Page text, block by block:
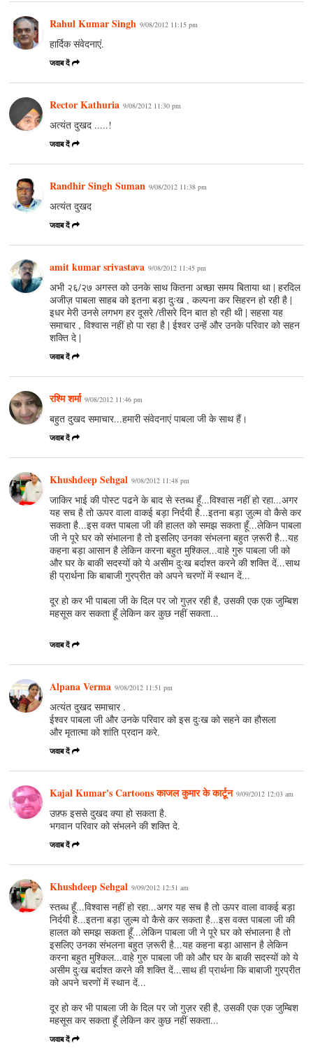
Rahul Kumar Singh 9/08/2012 11:15 pm
हार्दिक संवेदनाएं.
जवाब दें
Rector Kathuria 9/08/2012 11:30 pm
अत्यंत दुखद .....!
जवाब दें
Randhir Singh Suman 9/08/2012 11:38 pm
अत्यंत दुखद
जवाब दें
amit kumar srivastava 9/08/2012 11:45 pm
अभी २६/२७ अगस्त को उनके साथ कितना अच्छा समय बिताया था | हरदिल
अजीज़ पाबला साहब को इतना बड़ा दुःख , कल्पना कर सिहरन हो रही है |
इधर मेरी उनसे लगभग हर दूसरे /तीसरे दिन बात हो रही थी | सहसा यह
समाचार , विश्वास नहीं हो पा रहा है | ईश्वर उन्हें और उनके परिवार को सहन
शक्ति दे |
जवाब दें
रश्मि शर्मा 9/08/2012 11:46 pm
बहुत दुखद समाचार...हमारी संवेदनाएं पाबला जी के साथ हैं।
जवाब दें
Khushdeep Sehgal 9/08/2012 11:48 pm
जाकिर भाई की पोस्ट पढने के बाद से स्तब्ध हूँ...विश्वास नहीं हो रहा...अगर
यह सच है तो ऊपर वाला वाकई बड़ा निर्दयी है...इतना बड़ा ज़ुल्म वो कैसे कर
सकता है...इस वक्त पाबला जी की हालत को समझ सकता हूँ...लेकिन पाबला
जी ने पूरे घर को संभालना है तो इसलिए उनका संभलना बहुत ज़रूरी है...यह
कहना बड़ा आसान है लेकिन करना बहुत मुश्किल...वाहे गुरु पाबला जी को
और घर के बाकी सदस्यों को ये असीम दुःख बर्दाश्त करने की शक्ति दें...साथ
ही प्रार्थना कि बाबाजी गुरप्रीत को अपने चरणों में स्थान दें...
दूर हो कर भी पाबला जी के दिल पर जो गुज़र रही है, उसकी एक एक जुम्बिश
महसूस कर सकता हूँ लेकिन कर कुछ नहीं सकता...
जवाब दें
Alpana Verma 9/08/2012 11:51 pm
अत्यंत दुखद समाचार .
ईश्वर पाबला जी और उनके परिवार को इस दुःख को सहने का हौसला
और मृतात्मा को शांति प्रदान करे.
जवाब दें
Kajal Kumar's Cartoons काजल कुमार के कार्टून 9/09/2012 12:03 am
उफ़्फ इससे दुखद क्‍या हो सकता है.
भगवान परि‍वार को संभलने की शक्‍ति‍ दे.
जवाब दें
Khushdeep Sehgal 9/09/2012 12:51 am
स्तब्ध हूँ...विश्वास नहीं हो रहा...अगर यह सच है तो ऊपर वाला वाकई बड़ा
निर्दयी है...इतना बड़ा ज़ुल्म वो कैसे कर सकता है...इस वक्त पाबला जी की
हालत को समझ सकता हूँ...लेकिन पाबला जी ने पूरे घर को संभालना है तो
इसलिए उनका संभलना बहुत ज़रूरी है...यह कहना बड़ा आसान है लेकिन
करना बहुत मुश्किल...वाहे गुरु पाबला जी को और घर के बाकी सदस्यों को ये
असीम दुःख बर्दाश्त करने की शक्ति दें...साथ ही प्रार्थना कि बाबाजी गुरप्रीत
को अपने चरणों में स्थान दें...
दूर हो कर भी पाबला जी के दिल पर जो गुज़र रही है, उसकी एक एक जुम्बिश
महसूस कर सकता हूँ लेकिन कर कुछ नहीं सकता...
जवाब दें